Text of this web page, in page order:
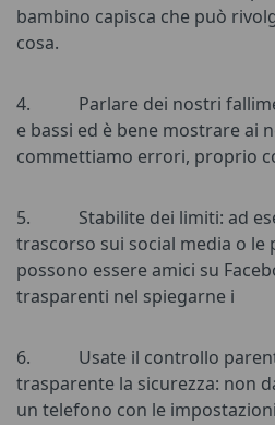
bambino capisca che può
cosa.
4.
Parlare dei nostri
e bassi ed è bene mostrare ai
commettiamo errori, proprio
5.
Stabilite dei limiti: ad
trascorso sui social media o le
possono essere amici su
trasparenti nel
6.
Usate il controllo
trasparente la sicurezza: non
un telefono con le